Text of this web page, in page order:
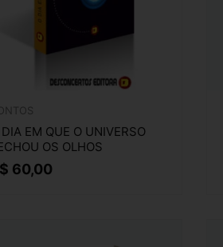
EM QUE O UNIVERSO
OS OLHOS
60,00